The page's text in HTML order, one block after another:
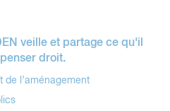
veille et partage ce qu'il
droit.
de l’aménagement